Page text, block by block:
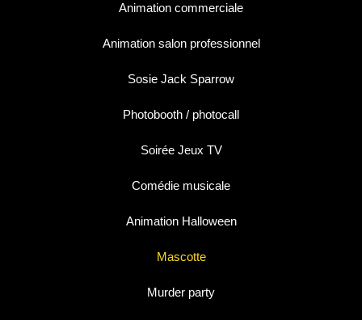
Animation commerciale
Animation salon professionnel
Sosie Jack Sparrow
Photobooth / photocall
Soirée Jeux TV
Comédie musicale
Animation Halloween
Mascotte
Murder party